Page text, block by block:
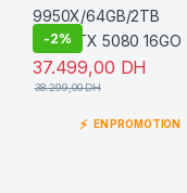
-2%
37.499,00 DH
38.299,00DH
⚡ EN PROMOTION